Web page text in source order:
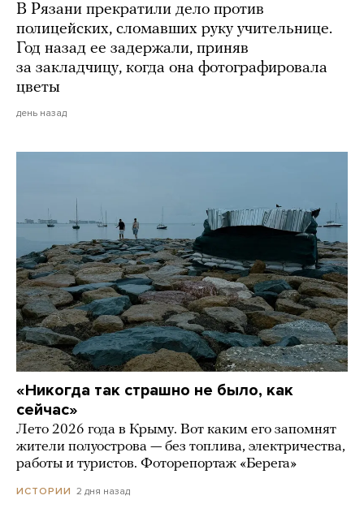
В Рязани прекратили дело против
полицейских, сломавших руку учительнице.
Год назад ее задержали, приняв
за закладчицу, когда она фотографировала
цветы
день назад
«Никогда так страшно не было, как
сейчас»
Лето 2026 года в Крыму. Вот каким его запомнят
жители полуострова — без топлива, электричества,
работы и туристов. Фоторепортаж «Берега»
ИСТОРИИ 2 дня назад